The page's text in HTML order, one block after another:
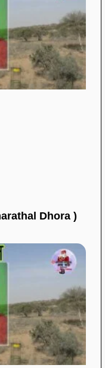
Dhora )